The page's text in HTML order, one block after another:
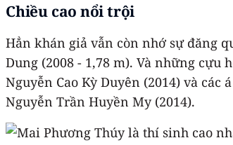
Chiều cao nổi trội
Hẳn khán giả vẫn còn nhớ sự đăng
Dung (2008 - 1,78 m). Và những
Nguyễn Cao Kỳ Duyên (2014) và
Nguyễn Trần Huyền My (2014).